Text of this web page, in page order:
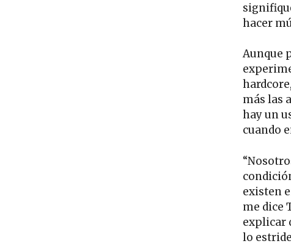
hacer
Aunque
más las
hay un
cuando
existen
me dice
explicar
lo